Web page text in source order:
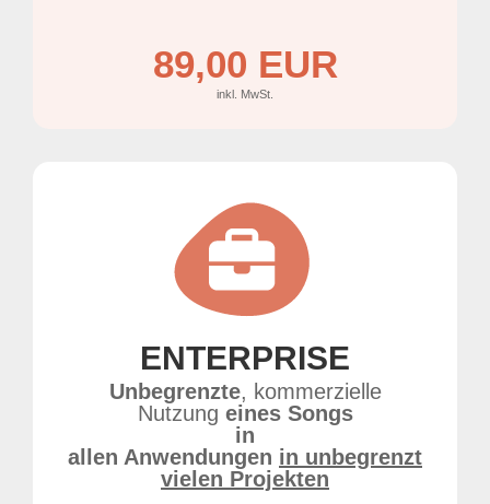
89,00 EUR
inkl. MwSt.
ENTERPRISE
Unbegrenzte, kommerzielle
Nutzung eines Songs
in
allen Anwendungen in unbegrenzt
vielen Projekten